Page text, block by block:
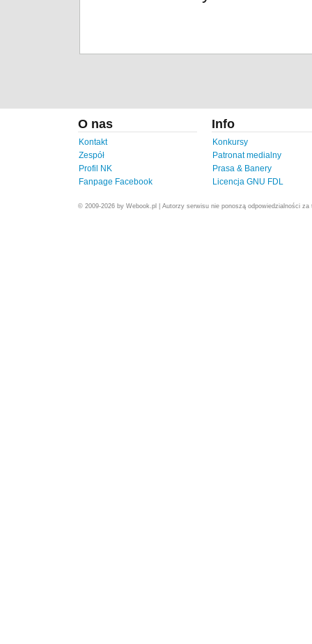
O nas
Kontakt
Zespół
Profil NK
Fanpage Facebook
Info
Konkursy
Patronat medialny
Prasa & Banery
Licencja GNU FDL
© 2009-2026 by Webook.pl | Autorzy serwisu nie ponoszą odpowiedzialności